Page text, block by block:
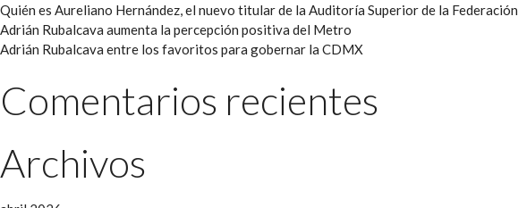
Quién es Aureliano Hernández, el nuevo titular de la Auditoría Superior de la Federación
Adrián Rubalcava aumenta la percepción positiva del Metro
Adrián Rubalcava entre los favoritos para gobernar la CDMX
Comentarios recientes
Archivos